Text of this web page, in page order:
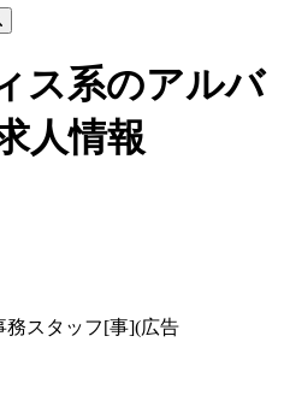
ス系のアルバ
人情報
務スタッフ[事](広告